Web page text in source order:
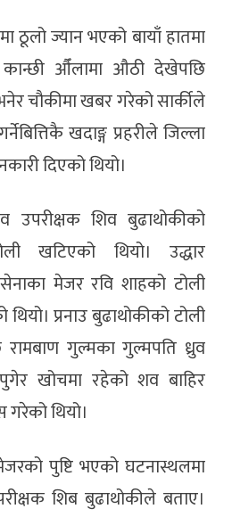
ठूलो ज्यान भएको बायाँ हातमा
कान्छी औँलामा औठी देखेपछि
चौकीमा खबर गरेको सार्कीले
खदाङ्ग प्रहरीले जिल्ला
दिएको थियो।
उपरीक्षक शिव बुढाथोकीको
खटिएको थियो। उद्धार
सेनाका मेजर रवि शाहको टोली
प्रनाउ बुढाथोकीको टोली
गुल्मका गुल्मपति ध्रुव
खोचमा रहेको शव बाहिर
गरेको थियो।
पुष्टि भएको घटनास्थलमा
शिब बुढाथोकीले बताए।